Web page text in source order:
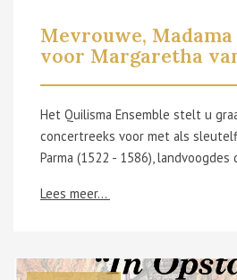
Mevrouwe,
voor Margaretha
Het Quilisma Ensemble stelt u
concertreeks voor met als
Lees meer...